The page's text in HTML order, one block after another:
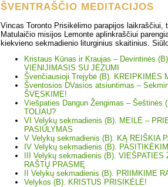
ŠVENTRAŠČIO MEDITACIJOS
Vincas Toronto Prisikėlimo parapijos laikraščiui,
Matulaičio misijos Lemonte aplinkraščiui
kiekvieno sekmadienio liturginius skaitinius.
Kristaus Kūnas ir Kraujas – Devintinės
VIENIJIMASIS SU JĖZUMI
Švenčiausioji Trejybė (B). KREIPKIMĖS
Šventosios DVasios atsiuntimas –
ŠVĘSKIME!
Viešpaties Dangun Žengimas – Šeštinės
TOLIAU?
VI Velykų sekmadienis (B). MEILĖ –
PASIŪLYMAS
V Velykų sekmadienis (B). KĄ REIŠKIA
IV Velykų sekmadienis (B).
III Velykų sekmadienis (B). VIEŠPATIES
RAŠTŲ PRASMĘ
II Velykų sekmadienis (B). PRIIMKIME
Velykos (B). KRISTUS PRISIKĖLĖ!